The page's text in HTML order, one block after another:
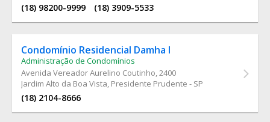
(18) 98200-9999 (18) 3909-5533
Condomínio Residencial Damha I
Administração de Condomínios
Avenida Vereador Aurelino Coutinho, 2400
Jardim Alto da Boa Vista, Presidente Prudente - SP
(18) 2104-8666